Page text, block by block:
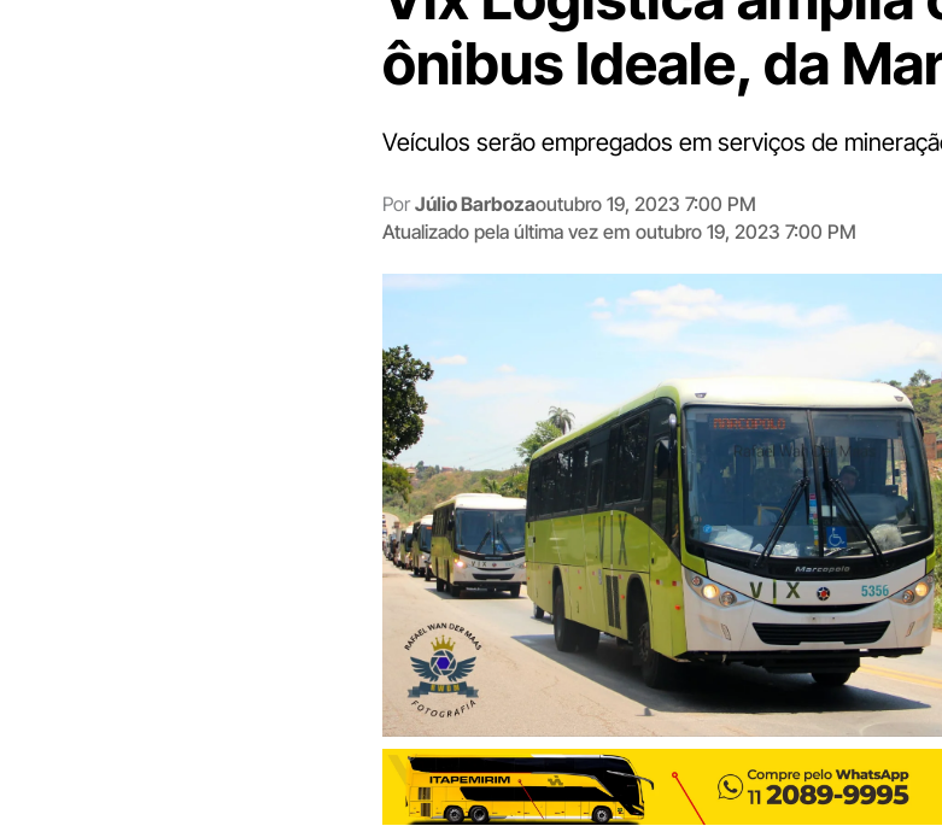
ônibus Ideale, da
Veículos serão empregados em serviços de
Por Júlio Barbozaoutubro 19, 2023 7:00 PM
Atualizado pela última vez em outubro 19, 2023 7:00 PM